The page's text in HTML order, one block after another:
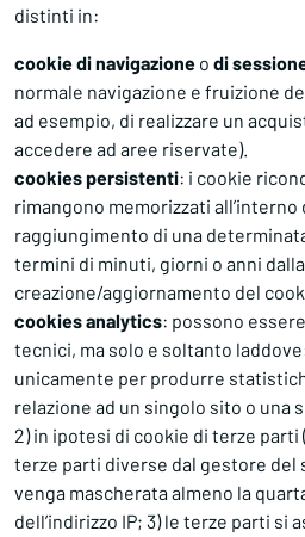
distinti in:
cookie di navigazione o di
normale navigazione e fruizione
ad esempio, di realizzare un
accedere ad aree riservate).
cookies persistenti: i cookie
rimangono memorizzati
raggiungimento di una
termini di minuti, giorni o anni dalla
creazione/aggiornamento del
cookies analytics: possono
tecnici, ma solo e soltanto
unicamente per produrre
relazione ad un singolo sito o una
2) in ipotesi di cookie di terze
terze parti diverse dal gestore del
venga mascherata almeno la
dell’indirizzo IP; 3) le terze parti si